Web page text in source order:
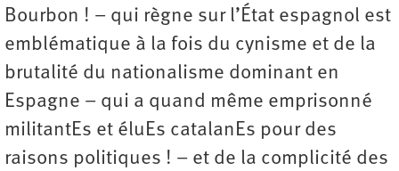
Bourbon ! – qui règne sur l’État espagnol est
emblématique à la fois du cynisme et de la
brutalité du nationalisme dominant en
Espagne – qui a quand même emprisonné
militantEs et éluEs catalanEs pour des
raisons politiques ! – et de la complicité des